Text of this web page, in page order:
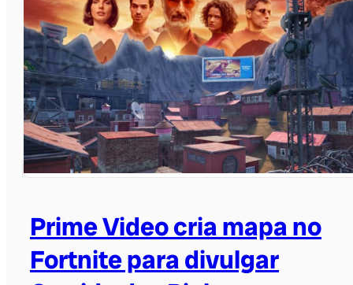
Prime Video cria mapa no
Fortnite para divulgar